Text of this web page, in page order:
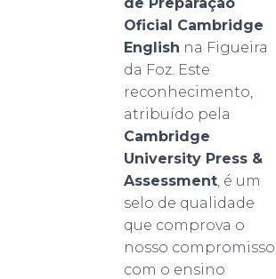
Oficial Cambridge
English na Figueira
da Foz. Este
reconhecimento,
atribuído pela
Cambridge
University Press &
Assessment, é um
selo de qualidade
que comprova o
nosso compromisso
com o ensino